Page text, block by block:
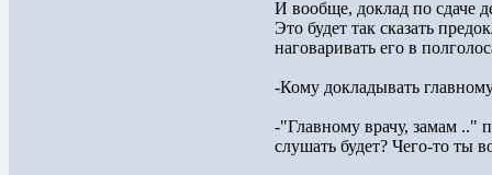
И вообще, доклад по сдаче
Это будет так сказать
наговаривать его в
-Кому докладывать
-"Главному врачу, замам .."
слушать будет? Чего-то ты